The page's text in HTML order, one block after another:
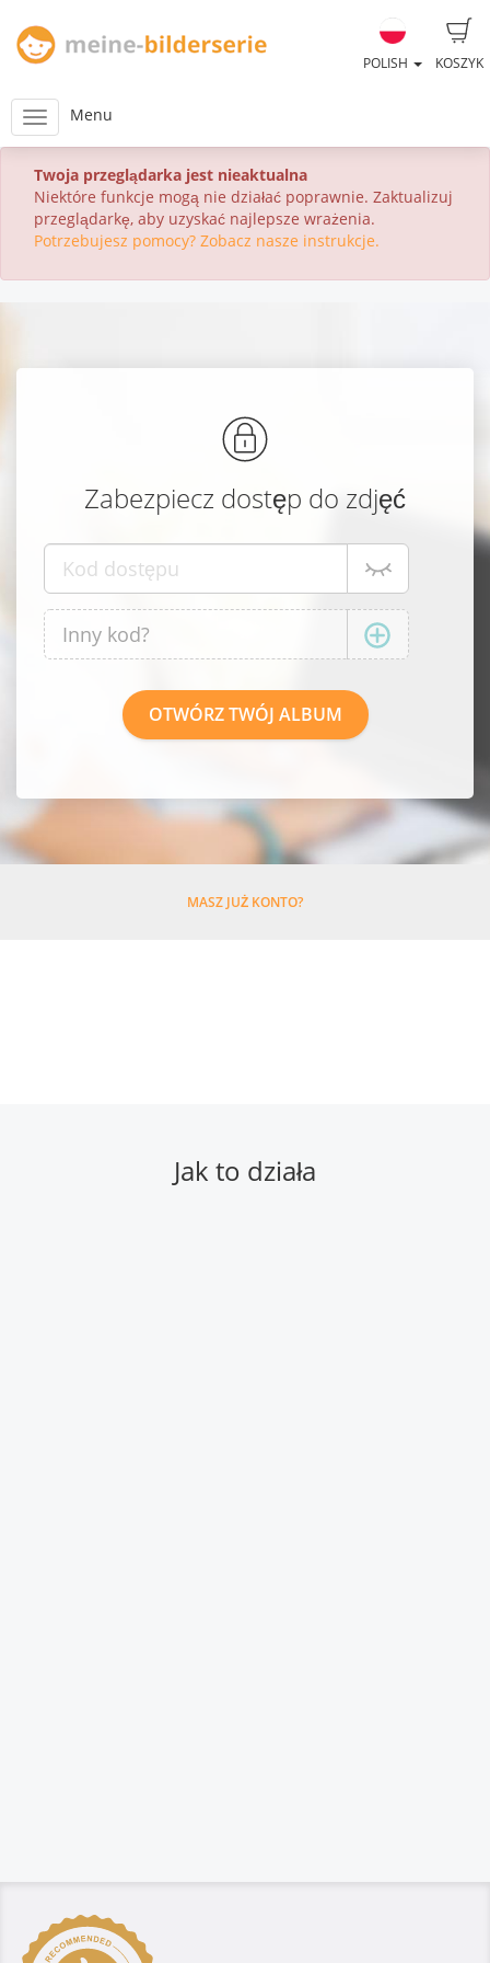
KOSZYK
POLISH
Menu
Twoja przeglądarka jest nieaktualna
Niektóre funkcje mogą nie działać poprawnie. Zaktualizuj
przeglądarkę, aby uzyskać najlepsze wrażenia.
Potrzebujesz pomocy? Zobacz nasze instrukcje.
Zabezpiecz dostęp do zdjęć
MASZ JUŻ KONTO?
Jak to działa